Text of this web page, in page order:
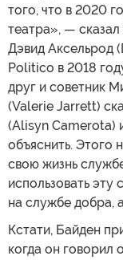
того, что в 2020
театра», —
Дэвид Аксельрод
Politico в 2018
друг и советник
(Valerie Jarrett)
(Alisyn Camerota)
объяснить. Этого
свою жизнь
использовать
на службе добра,
Кстати, Байден
когда он говорил